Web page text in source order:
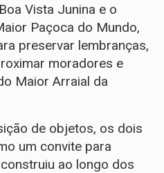
Vista Junina e o
Paçoca do Mundo,
preservar lembranças,
moradores e
Maior Arraial da
de objetos, os dois
um convite para
ao longo dos